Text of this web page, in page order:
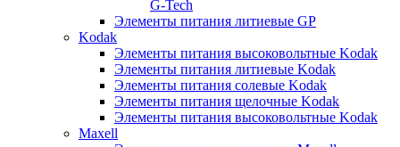
G-Tech
Элементы питания литиевые GP
Kodak
Элементы питания высоковольтные Kodak
Элементы питания литиевые Kodak
Элементы питания солевые Kodak
Элементы питания щелочные Kodak
Элементы питания высоковольтные Kodak
Maxell